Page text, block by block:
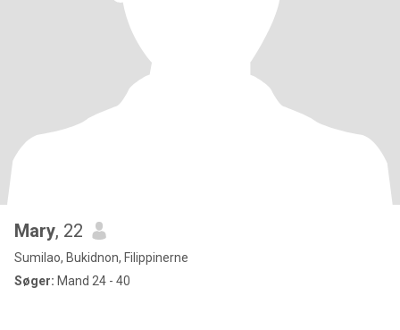
Mary, 22
Sumilao, Bukidnon, Filippinerne
Søger: Mand 24 - 40